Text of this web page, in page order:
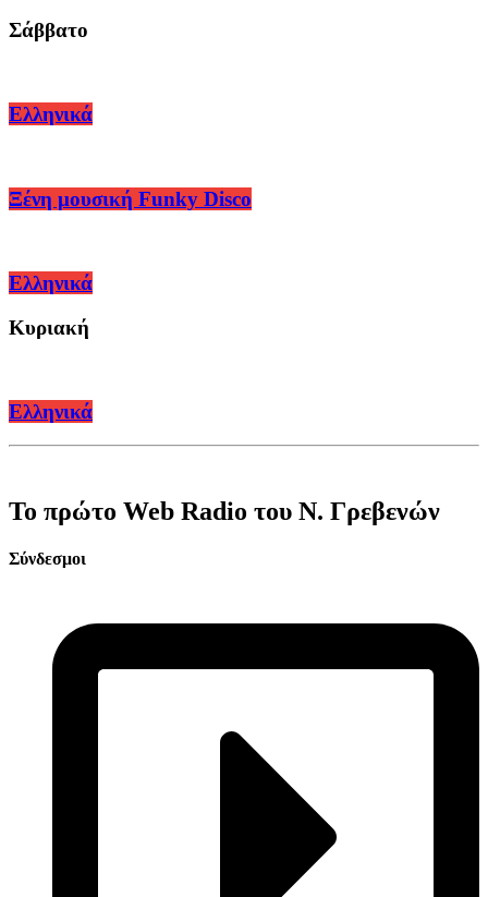
Σάββατο
Ελληνικά
Ξένη μουσική Funky Disco
Ελληνικά
Κυριακή
Ελληνικά
Το πρώτο Web Radio του Ν. Γρεβενών
Σύνδεσμοι